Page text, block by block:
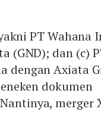
PT Wahana
(GND); dan (c)
dengan Axiata
dokumen
merger